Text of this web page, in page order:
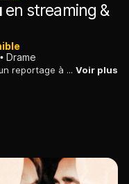
en streaming &
Drame
Marie, une jeune journaliste, part faire un reportage à Confignon où Jean-Jacques Rousseau a séjourné. Là-bas, elle rencontre Tom, un petit garçon mystérieux, qui connaît le philosophe mais sans s'en rendre compte. Avec l'aide d'un professeur spécialiste, elle découvre la particularité de Tom. Voir plus